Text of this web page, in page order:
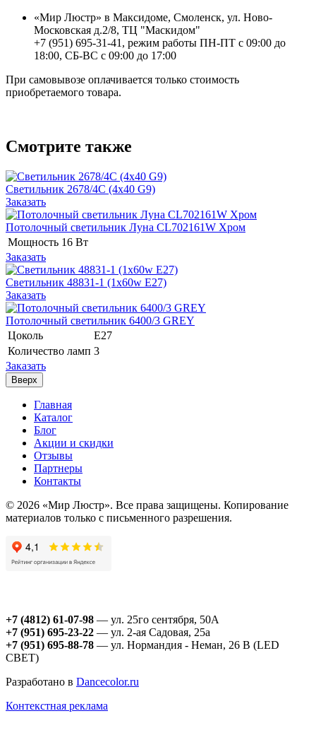
«Мир Люстр» в Максидоме, Смоленск, ул. Ново-
Московская д.2/8, ТЦ "Маскидом"
+7 (951) 695-31-41, режим работы ПН-ПТ с 09:00 до
18:00, СБ-ВС с 09:00 до 17:00
При самовывозе оплачивается только стоимость
приобретаемого товара.
Смотрите также
Светильник 2678/4C (4x40 G9)
Заказать
Потолочный светильник Луна CL702161W Хром
Мощность 16 Вт
Заказать
Светильник 48831-1 (1x60w E27)
Заказать
Потолочный светильник 6400/3 GREY
Цоколь
E27
Количество ламп 3
Заказать
Вверх
Главная
Каталог
Блог
Акции и скидки
Отзывы
Партнеры
Контакты
© 2026 «Мир Люстр». Все права защищены. Копирование
материалов только с письменного разрешения.
+7 (4812) 61-07-98 — ул. 25го сентября, 50А
+7 (951) 695-23-22 — ул. 2-ая Садовая, 25а
+7 (951) 695-88-78 — ул. Нормандия - Неман, 26 В (LED
СВЕТ)
Разработано в Dancecolor.ru
Контекстная реклама